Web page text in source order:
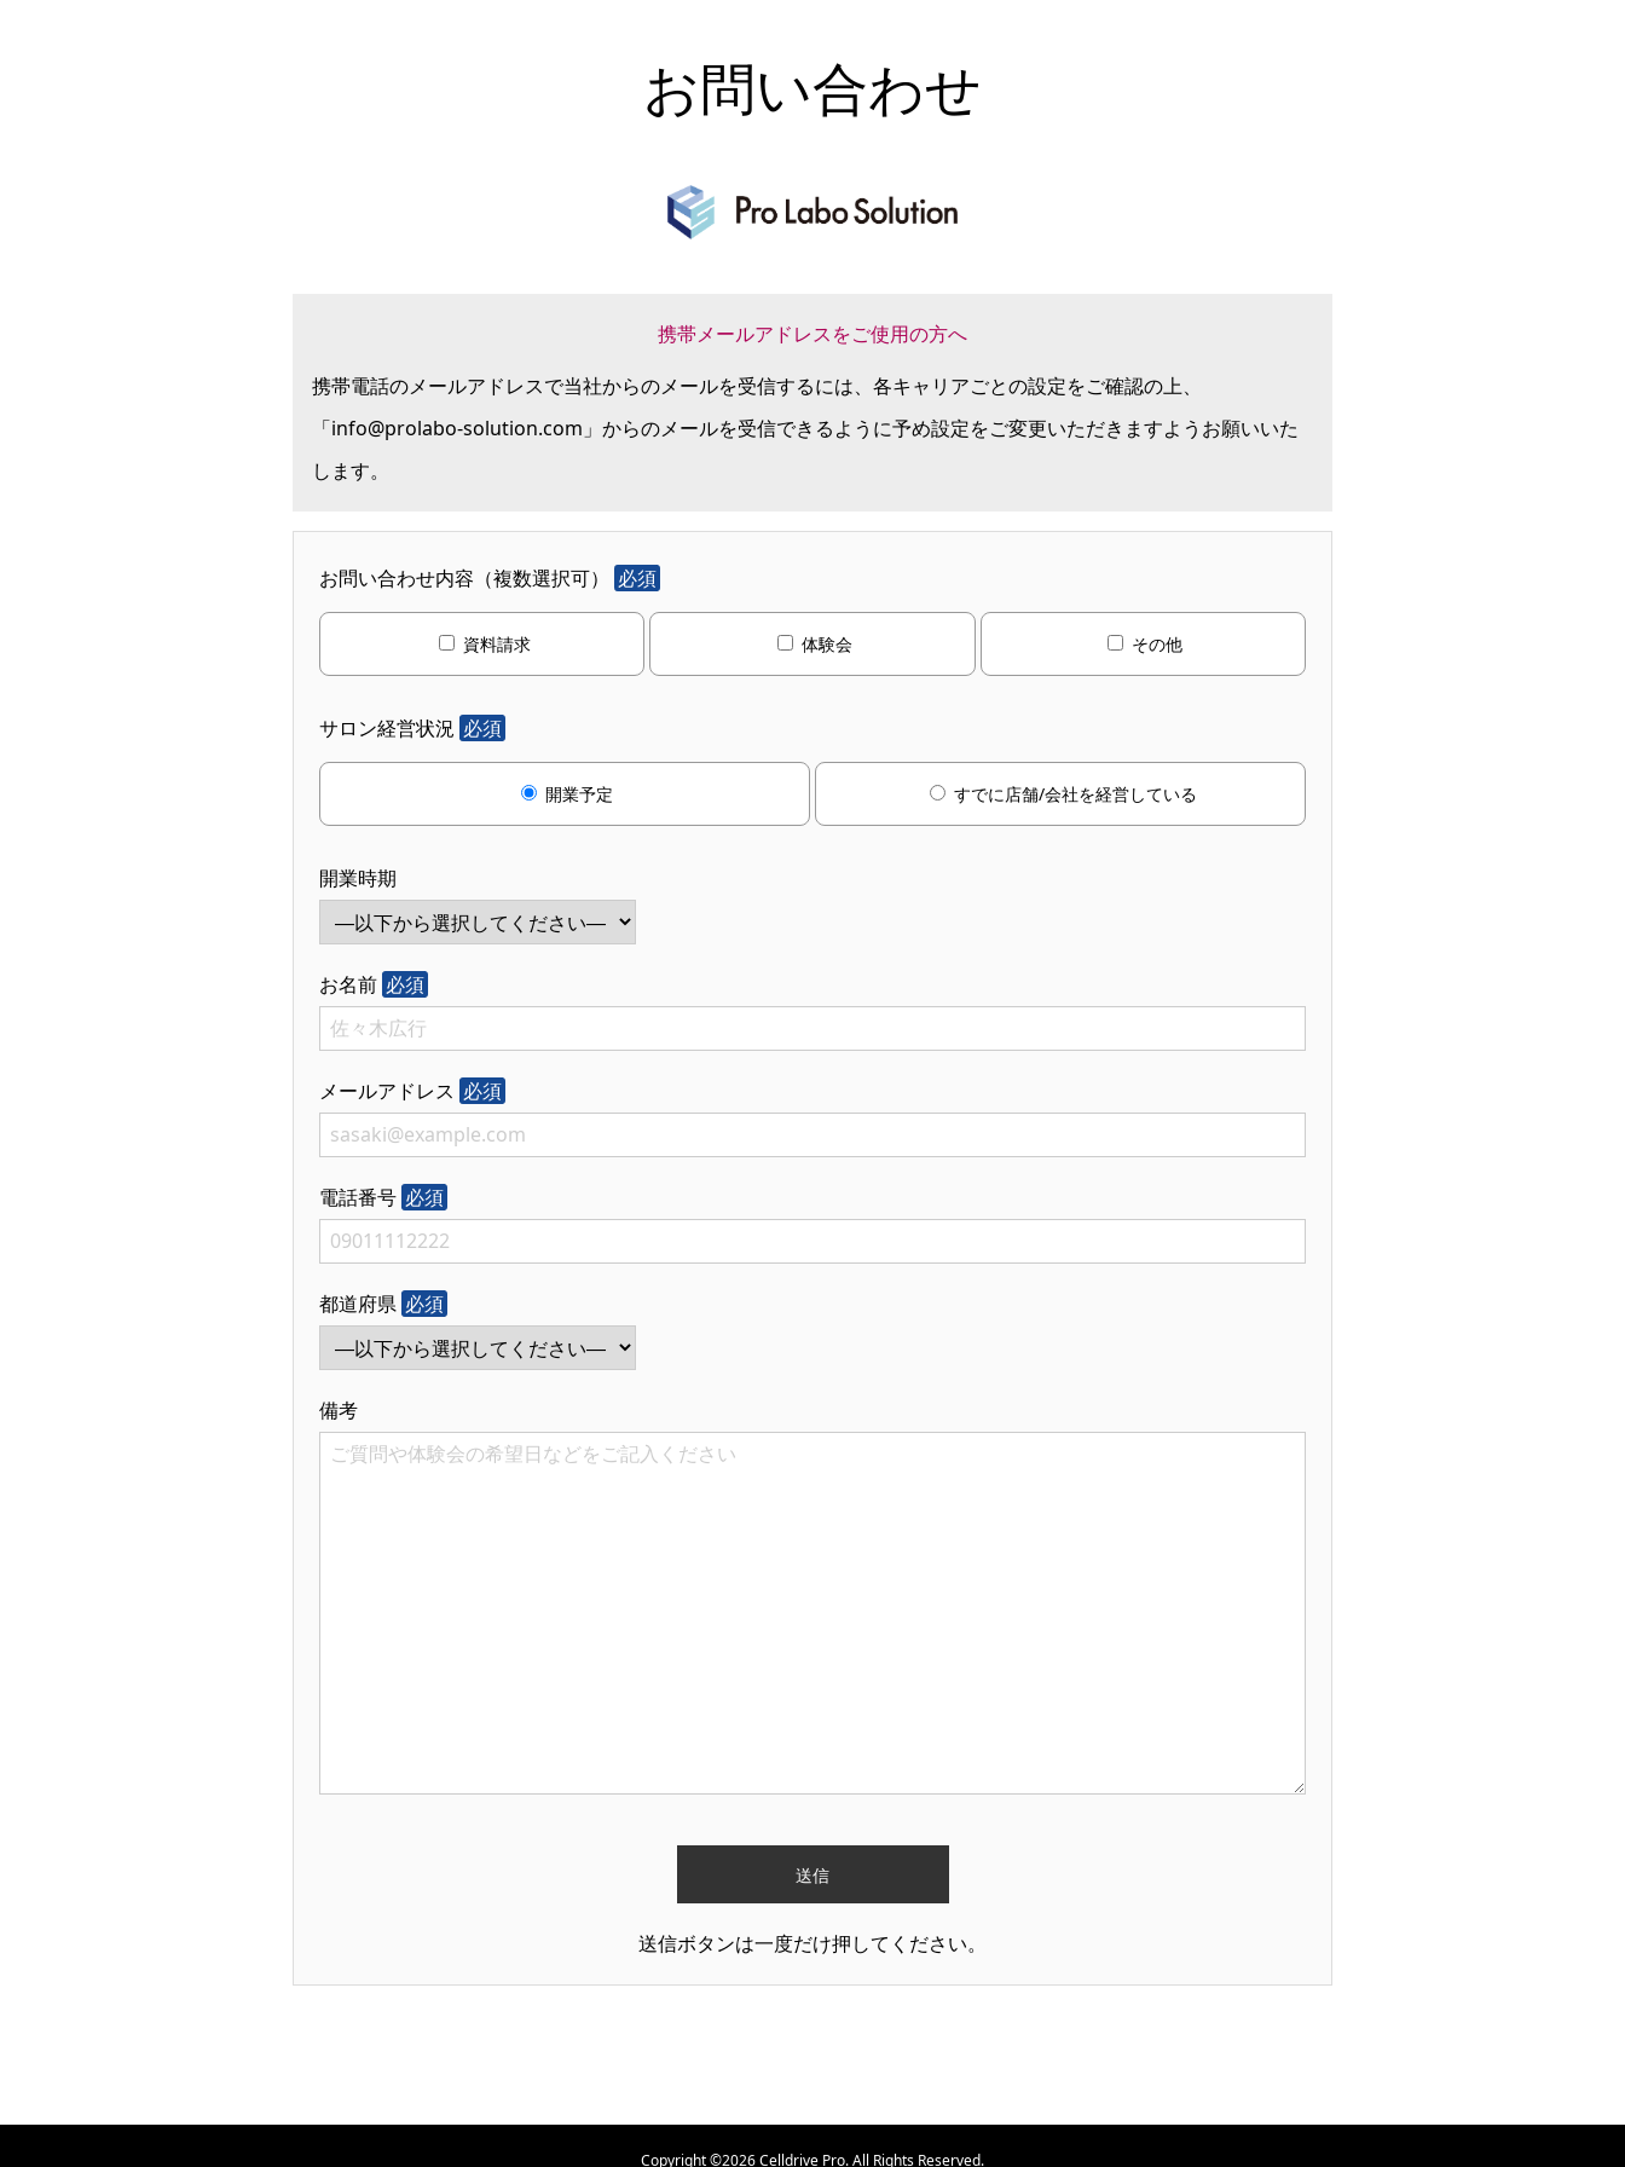
お問い合わせ
携帯メールアドレスをご使用の方へ
携帯電話のメールアドレスで当社からのメールを受信するには、各キャリアごとの設定をご確認の上、
「info@prolabo-solution.com」からのメールを受信できるように予め設定をご変更いただきますようお願いいた
します。
お問い合わせ内容（複数選択可） 必須
資料請求 体験会 その他
サロン経営状況 必須
開業予定 すでに店舗/会社を経営している
開業時期
お名前 必須
メールアドレス 必須
電話番号 必須
都道府県 必須
備考
送信ボタンは一度だけ押してください。
Copyright ©2026Celldrive Pro. All Rights Reserved.